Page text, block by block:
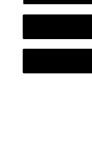
Biblioteca
Aula virtual
Búsqueda de
Trabaja con